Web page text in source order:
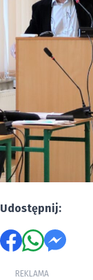
Udostępnij:
REKLAMA